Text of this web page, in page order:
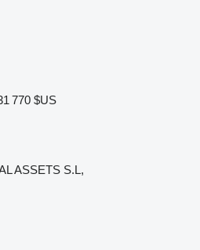
770 $US
ASSETS S.L,